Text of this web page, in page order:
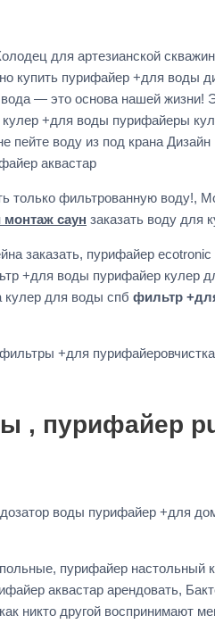
для артезианской
купить пурифайер +для воды
— это основа нашей жизни!
+для воды пурифайеры
воду из под крана Дизайн
аквастар
только фильтрованную воду!,
монтаж саун заказать воду для
заказать, пурифайер ecotronic
+для воды пурифайер кулер
кулер для воды спб фильтр
фильтры +для
, пурифайер
воды пурифайер +для
пурифайер настольный
аквастар арендовать,
никто другой воспринимают